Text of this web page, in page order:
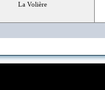
La Volière